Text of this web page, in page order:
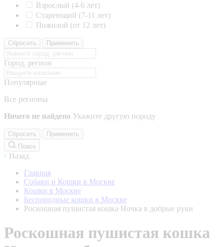
Взрослый (4-6 лет)
Стареющий (7-11 лет)
Пожилой (от 12 лет)
Сбросить Применить
Город, регион
Популярные
Все регионы
Ничего не найдено Укажите другую породу
Сбросить
Применить
Поиск
Назад
Главная
Собаки и Кошки в Москве
Кошки в Москве
Беспородные кошки в Москве
Роскошная пушистая кошка Ночка в добрые руки
Роскошная пушистая кошка